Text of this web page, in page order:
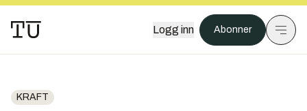
Logg inn Abonner
KRAFT